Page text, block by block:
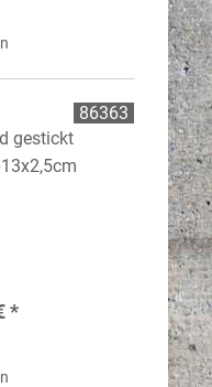
gestickt
*
86363